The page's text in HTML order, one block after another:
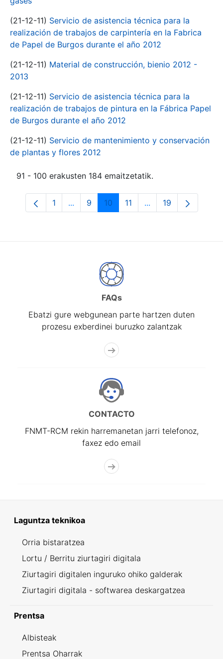
(21-12-11) Servicio de asistencia técnica para la
realización de trabajos de carpintería en la Fabrica
de Papel de Burgos durante el año 2012
(21-12-11) Material de construcción, bienio 2012 -
2013
(21-12-11) Servicio de asistencia técnica para la
realización de trabajos de pintura en la Fábrica Papel
de Burgos durante el año 2012
(21-12-11) Servicio de mantenimiento y conservación
de plantas y flores 2012
91 - 100 erakusten 184 emaitzetatik.
Orrialdea
1 ...Intermediate Pages Use TAB to
Orrialdea
9 Orrialdea
10 Orrialdea
11 ...Intermediate Pages
Orrialdea
19
FAQs
Ebatzi gure webgunean parte hartzen duten
prozesu exberdinei buruzko zalantzak
CONTACTO
FNMT-RCM rekin harremanetan jarri telefonoz,
faxez edo email
Laguntza teknikoa
Orria bistaratzea
Lortu / Berritu ziurtagiri digitala
Ziurtagiri digitalen inguruko ohiko galderak
Ziurtagiri digitala - softwarea deskargatzea
Prentsa
Albisteak
Prentsa Oharrak